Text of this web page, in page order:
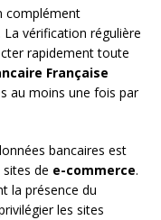
complément
vérification régulière
rapidement toute
Française
au moins une fois par
bancaires est
de e-commerce.
la présence du
les sites